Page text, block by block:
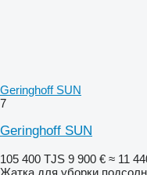
Geringhoff SUN
7
Geringhoff SUN
105 400 TJS 9 900 € ≈ 11
Жатка для уборки